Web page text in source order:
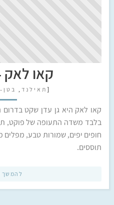
קאו לאק
[ תאילנד ,
קאו לאק היא גן עדן שקט
בלבד משדה התעופה של פוקט,
חופים יפים, שמורות טבע, מפלים
תוססים.
להמשך